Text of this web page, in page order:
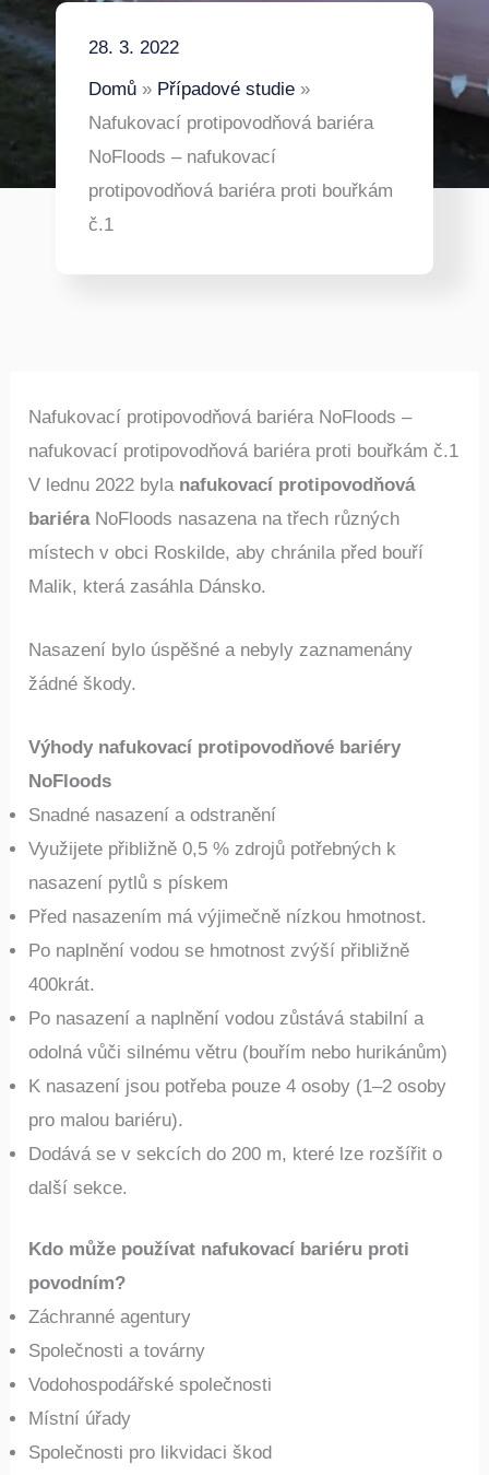
28. 3. 2022
Domů
Případové studie
Nafukovací protipovodňová bariéra
NoFloods – nafukovací
protipovodňová bariéra proti bouřkám
č.1
Nafukovací protipovodňová bariéra NoFloods –
nafukovací protipovodňová bariéra proti bouřkám č.1
V lednu 2022 byla nafukovací protipovodňová
bariéraNoFloods nasazena na třech různých
místech v obci Roskilde, aby chránila před bouří
Malik, která zasáhla Dánsko.
Nasazení bylo úspěšné a nebyly zaznamenány
žádné škody.
Výhody nafukovací protipovodňové bariéry
NoFloods
Snadné nasazení a odstranění
Využijete přibližně 0,5 % zdrojů potřebných k
nasazení pytlů s pískem
Před nasazením má výjimečně nízkou hmotnost.
Po naplnění vodou se hmotnost zvýší přibližně
400krát.
Po nasazení a naplnění vodou zůstává stabilní a
odolná vůči silnému větru (bouřím nebo hurikánům)
K nasazení jsou potřeba pouze 4 osoby (1–2 osoby
pro malou bariéru).
Dodává se v sekcích do 200 m, které lze rozšířit o
další sekce.
Kdo může používat nafukovací bariéru proti
povodním?
Záchranné agentury
Společnosti a továrny
Vodohospodářské společnosti
Místní úřady
Společnosti pro likvidaci škod